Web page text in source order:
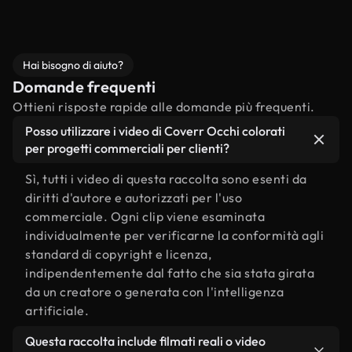
Hai bisogno di aiuto?
Domande frequenti
Ottieni risposte rapide alle domande più frequenti.
Posso utilizzare i video di Coverr Occhi colorati
per progetti commerciali per clienti?
Sì, tutti i video di questa raccolta sono esenti da
diritti d'autore e autorizzati per l'uso
commerciale. Ogni clip viene esaminata
individualmente per verificarne la conformità agli
standard di copyright e licenza,
indipendentemente dal fatto che sia stata girata
da un creatore o generata con l'intelligenza
artificiale.
Questa raccolta include filmati reali o video